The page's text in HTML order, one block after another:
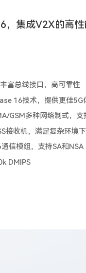
，集成V2X的高
富总线接口，高可靠性
16技术，提供更佳5G
GSM多种网络制式，
接收机，满足复杂环境
信模组，支持SA和NSA
DMIPS